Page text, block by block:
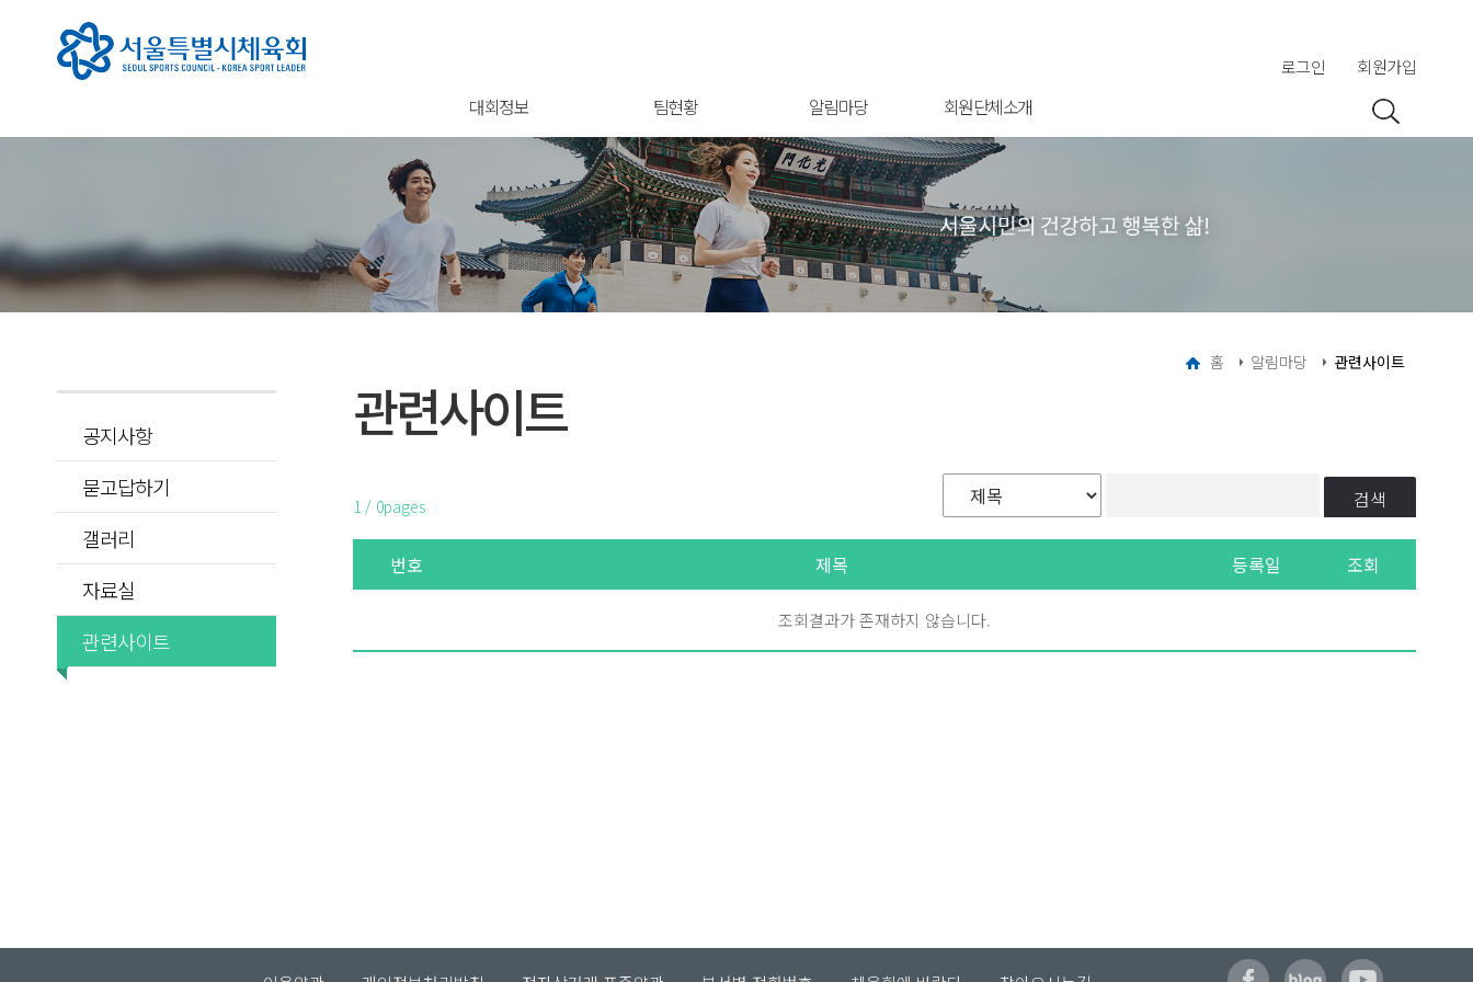
로그인 회원가입
대회정보 팀현황 알림마당 회원단체소개
홈 알림마당 관련사이트
공지사항
묻고답하기
갤러리
자료실
관련사이트
관련사이트
1 / 0pages 검색
번호 제목 등록일 조회
조회결과가 존재하지 않습니다.